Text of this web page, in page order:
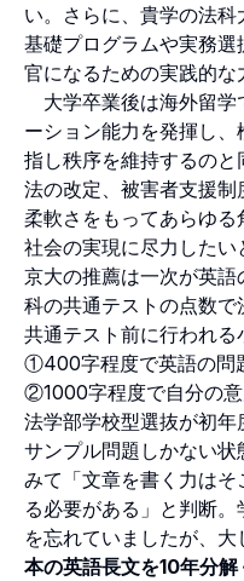
い。さらに、貴学の法
基礎プログラムや実務
官になるための実践的な
大学卒業後は海外留学
ーション能力を発揮し
指し秩序を維持するの
法の改定、被害者支援
柔軟さをもってあらゆ
社会の実現に尽力したい
京大の推薦は一次が英
科の共通テストの点数で
共通テスト前に行われる
①400字程度で英語の問
②1000字程度で自分の意
法学部学校型選抜が初
サンプル問題しかない
みて「文章を書く力は
る必要がある」と判断
を忘れていましたが、大
本の英語長文を10年分解